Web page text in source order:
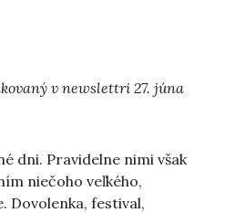
v newslettri 27. júna
dni. Pravidelne nimi však
niečoho veľkého,
Dovolenka, festival,